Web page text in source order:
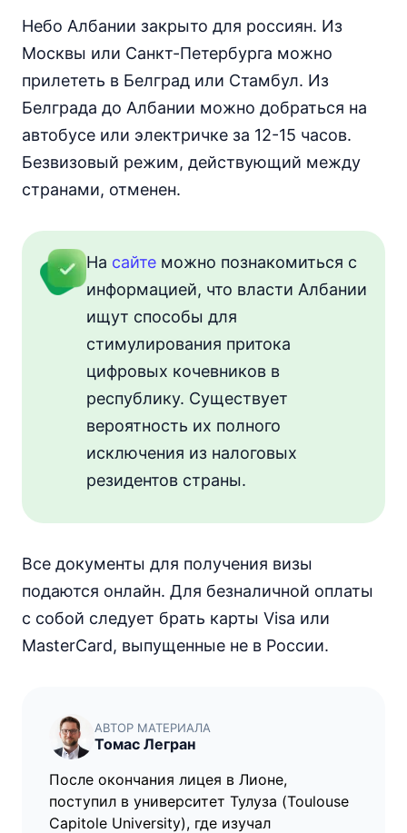
Небо Албании закрыто для россиян. Из
Москвы или Санкт-Петербурга можно
прилететь в Белград или Стамбул. Из
Белграда до Албании можно добраться на
автобусе или электричке за 12-15 часов.
Безвизовый режим, действующий между
странами, отменен.
На сайте можно познакомиться с
информацией, что власти Албании
ищут способы для
стимулирования притока
цифровых кочевников в
республику. Существует
вероятность их полного
исключения из налоговых
резидентов страны.
Все документы для получения визы
подаются онлайн. Для безналичной оплаты
с собой следует брать карты Visa или
MasterCard, выпущенные не в России.
АВТОР МАТЕРИАЛА
Томас Легран
После окончания лицея в Лионе,
поступил в университет Тулуза (Toulouse
Capitole University), где изучал